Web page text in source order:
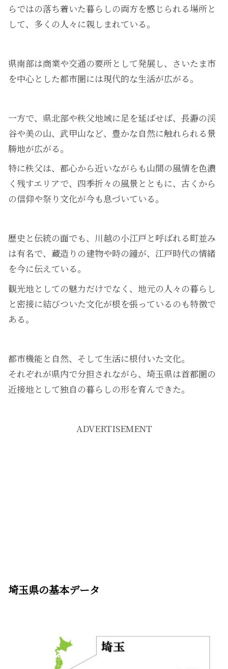
らではの落ち着いた暮らしの両方を感じられる場所と
して、多くの人々に親しまれている。
県南部は商業や交通の要所として発展し、さいたま市
を中心とした都市圏には現代的な生活が広がる。
一方で、県北部や秩父地域に足を延ばせば、長瀞の渓
谷や美の山、武甲山など、豊かな自然に触れられる景
勝地が広がる。
特に秩父は、都心から近いながらも山間の風情を色濃
く残すエリアで、四季折々の風景とともに、古くから
の信仰や祭り文化が今も息づいている。
歴史と伝統の面でも、川越の小江戸と呼ばれる町並み
は有名で、蔵造りの建物や時の鐘が、江戸時代の情緒
を今に伝えている。
観光地としての魅力だけでなく、地元の人々の暮らし
と密接に結びついた文化が根を張っているのも特徴で
ある。
都市機能と自然、そして生活に根付いた文化。
それぞれが県内で分担されながら、埼玉県は首都圏の
近接地として独自の暮らしの形を育んできた。
ADVERTISEMENT
埼玉県の基本データ